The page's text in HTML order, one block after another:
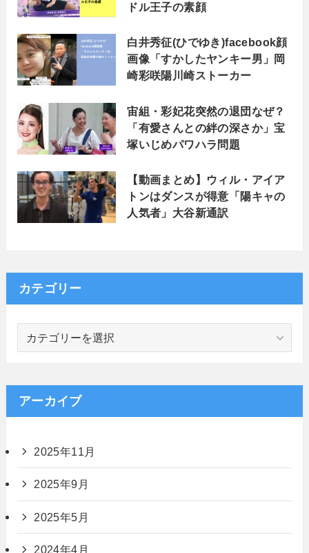
ドル王子の素顔
白井秀征(ひでゆき)facebook顔
画像「すかしたヤンキー男」岡
崎彩咲陽川崎ストーカー
宙組・彩妃花突然の退団なぜ？
「有愛さんとの絆の深さか」宝
塚いじめパワハラ問題
【動画まとめ】ウィル・アイア
トンはダンスが得意「陽キャの
人気者」大谷新通訳
カテゴリー
リ
ー
アーカイブ
2025年11月
2025年9月
2025年5月
2024年4月